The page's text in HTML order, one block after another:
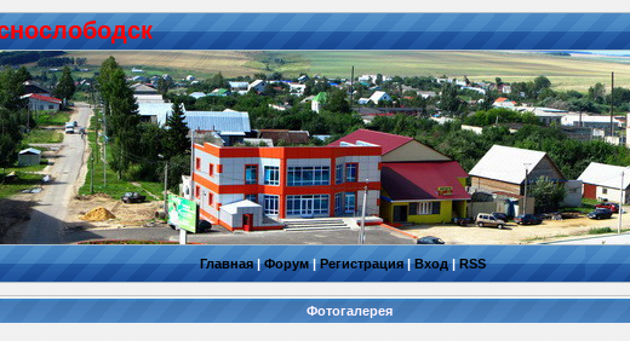
Главная|Форум|Регистрация|Вход|RSS
Фотогалерея